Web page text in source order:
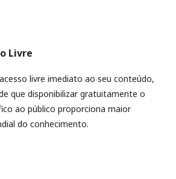
Livre
livre imediato ao seu conteúdo,
que disponibilizar gratuitamente o
ao público proporciona maior
do conhecimento.